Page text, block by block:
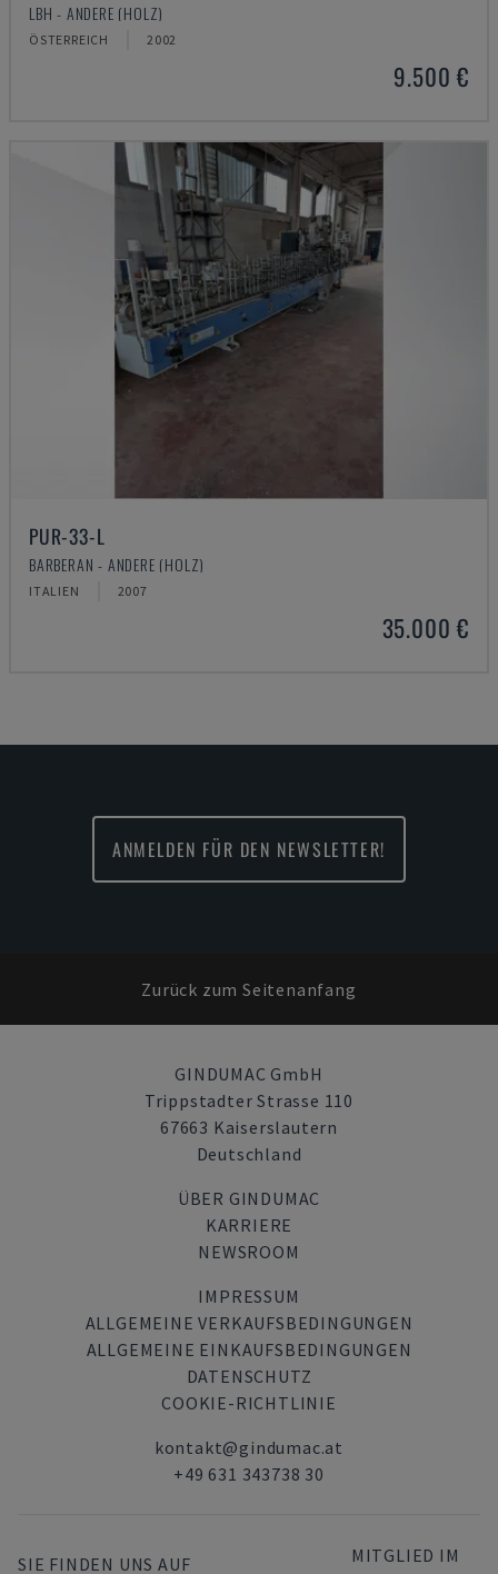
LBH - ANDERE (HOLZ)
ÖSTERREICH 2002
9.500 €
PUR-33-L
BARBERAN - ANDERE (HOLZ)
ITALIEN 2007
35.000 €
ANMELDEN FÜR DEN NEWSLETTER!
Zurück zum Seitenanfang
GINDUMAC GmbH
Trippstadter Strasse 110
67663 Kaiserslautern
Deutschland
ÜBER GINDUMAC
KARRIERE
NEWSROOM
IMPRESSUM
ALLGEMEINE VERKAUFSBEDINGUNGEN
ALLGEMEINE EINKAUFSBEDINGUNGEN
DATENSCHUTZ
COOKIE-RICHTLINIE
kontakt@gindumac.at
+49 631 343738 30
SIE FINDEN UNS AUF MITGLIED IM